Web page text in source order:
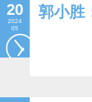
20
2024
05
郭小胜